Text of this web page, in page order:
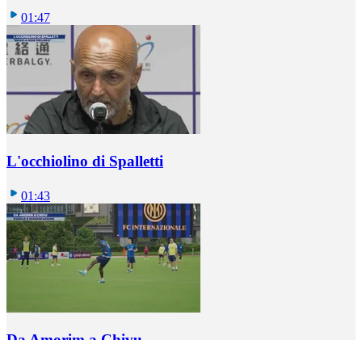
01:47
L'occhiolino di Spalletti
01:43